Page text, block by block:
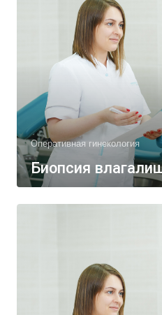
Оперативная гинекология
Биопсия